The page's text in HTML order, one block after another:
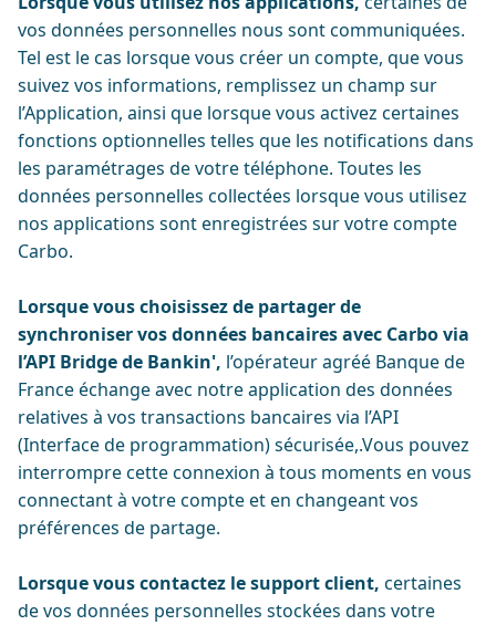
vos données personnelles nous sont communiquées.
Tel est le cas lorsque vous créer un compte, que vous
suivez vos informations, remplissez un champ sur
l’Application, ainsi que lorsque vous activez certaines
fonctions optionnelles telles que les notifications dans
les paramétrages de votre téléphone. Toutes les
données personnelles collectées lorsque vous utilisez
nos applications sont enregistrées sur votre compte
Carbo.
Lorsque vous choisissez de partager de
synchroniser vos données bancaires avec Carbo via
l’API Bridge de Bankin', l’opérateur agréé Banque de
France échange avec notre application des données
relatives à vos transactions bancaires via l’API
(Interface de programmation) sécurisée,.Vous pouvez
interrompre cette connexion à tous moments en vous
connectant à votre compte et en changeant vos
préférences de partage.
Lorsque vous contactez le support client, certaines
de vos données personnelles stockées dans votre